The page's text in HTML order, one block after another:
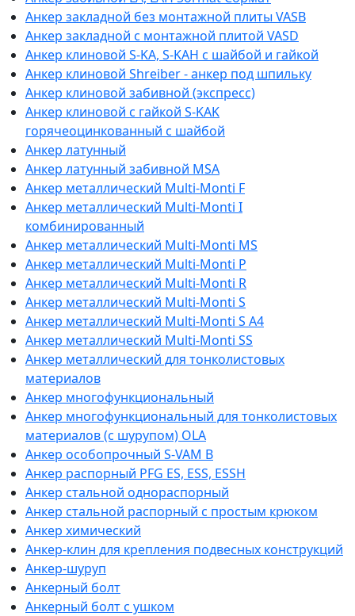
Анкер закладной без монтажной плиты VASB
Анкер закладной с монтажной плитой VASD
Анкер клиновой S-KA, S-KAH с шайбой и гайкой
Анкер клиновой Shreiber - анкер под шпильку
Анкер клиновой забивной (экспресс)
Анкер клиновой с гайкой S-KAK
горячеоцинкованный с шайбой
Анкер латунный
Анкер латунный забивной MSA
Анкер металлический Multi-Monti F
Анкер металлический Multi-Monti I
комбинированный
Анкер металлический Multi-Monti MS
Анкер металлический Multi-Monti P
Анкер металлический Multi-Monti R
Анкер металлический Multi-Monti S
Анкер металлический Multi-Monti S A4
Анкер металлический Multi-Monti SS
Анкер металлический для тонколистовых
материалов
Анкер многофункциональный
Анкер многофункциональный для тонколистовых
материалов (с шурупом) OLA
Анкер особопрочный S-VAM B
Анкер распорный PFG ES, ESS, ESSH
Анкер стальной однораспорный
Анкер стальной распорный с простым крюком
Анкер химический
Анкер-клин для крепления подвесных конструкций
Анкер-шуруп
Анкерный болт
Анкерный болт с ушком